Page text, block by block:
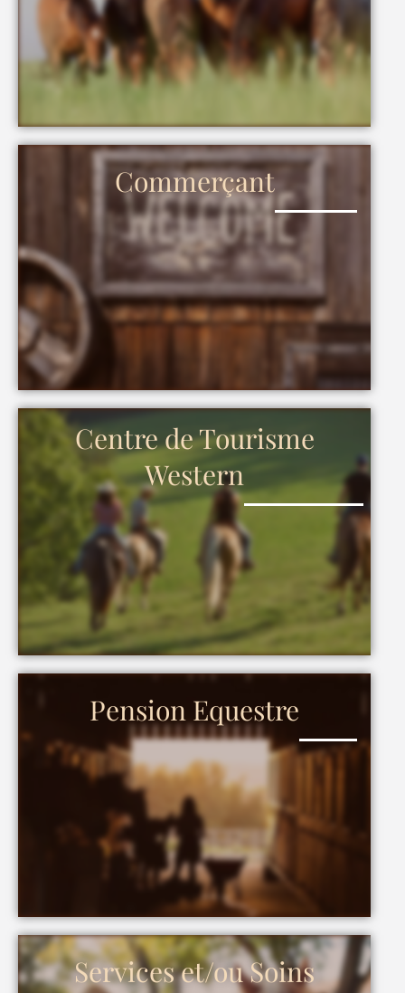
Commerçant
Centre de Tourisme
Western
Pension Equestre
Services et/ou Soins